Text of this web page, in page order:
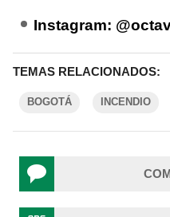
Instagram:
TEMAS RELACIONADOS:
BOGOTÁ INCENDIO